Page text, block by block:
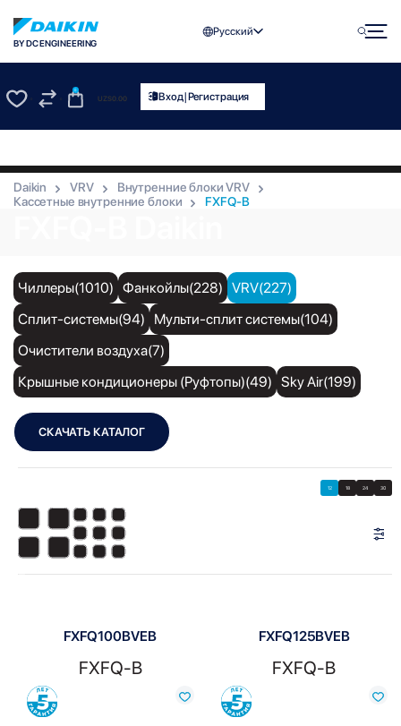
BY DC ENGINEERING
Русский
0
UZS0.00 Вход|Регистрация
Daikin VRV
Внутренние блоки VRV
Кассетные внутренние блоки
FXFQ-B
Чиллеры(1010) Фанкойлы(228) VRV(227)
Сплит-системы(94)
Мульти-сплит системы(104)
Очистители воздуха(7)
Крышные кондиционеры (Руфтопы)(49) Sky Air(199)
СКАЧАТЬ КАТАЛОГ
12 18 24 30
Показать:
FXFQ100BVEB
FXFQ-B
FXFQ125BVEB
FXFQ-B